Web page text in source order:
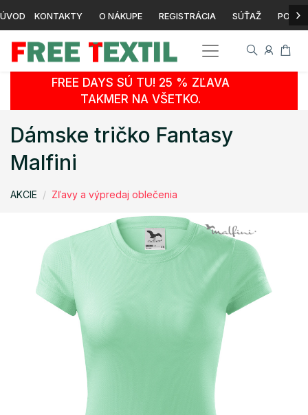
ÚVOD KONTAKTY O NÁKUPE REGISTRÁCIA SÚŤAŽ ›
FREE DAYS SÚ TU! 25 % ZĽAVA
TAKMER NA VŠETKO.
Dámske tričko Fantasy
Malfini
AKCIE Zľavy a výpredaj oblečenia